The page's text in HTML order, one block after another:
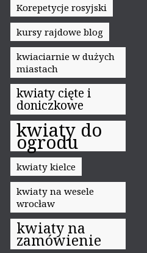
Korepetycje rosyjski
kursy rajdowe blog
kwiaciarnie w dużych
miastach
kwiaty cięte i
doniczkowe
kwiaty do
ogrodu
kwiaty kielce
kwiaty na wesele
wrocław
kwiaty na
zamówienie